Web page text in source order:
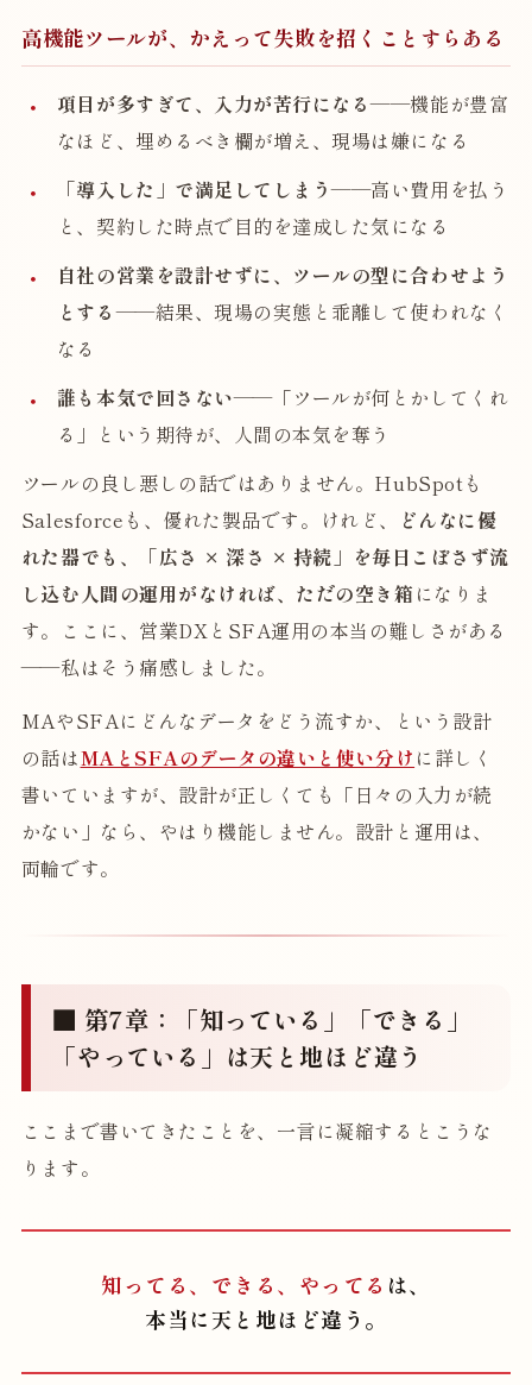
高機能ツールが、かえって失敗を招くことすらある
項目が多すぎて、入力が苦行になる——機能が豊富
なほど、埋めるべき欄が増え、現場は嫌になる
「導入した」で満足してしまう——高い費用を払う
と、契約した時点で目的を達成した気になる
自社の営業を設計せずに、ツールの型に合わせよう
とする——結果、現場の実態と乖離して使われなく
なる
誰も本気で回さない——「ツールが何とかしてくれ
る」という期待が、人間の本気を奪う
ツールの良し悪しの話ではありません。HubSpotも
Salesforceも、優れた製品です。けれど、
どんなに優
れた器でも、「広さ × 深さ × 持続」を毎日こぼさず流
し込む人間の運用がなければ、ただの空き箱 になりま
す。ここに、営業DXとSFA運用の本当の難しさがある
——私はそう痛感しました。
MAやSFAにどんなデータをどう流すか、という設計
の話はMAとSFAのデータの違いと使い分け に詳しく
書いていますが、設計が正しくても「日々の入力が続
かない」なら、やはり機能しません。設計と運用は、
両輪です。
■ 第7章：「知っている」「できる」
「やっている」は天と地ほど違う
ここまで書いてきたことを、一言に凝縮するとこうな
ります。
知ってる、できる、やってる は、
本当に天と地ほど違う。